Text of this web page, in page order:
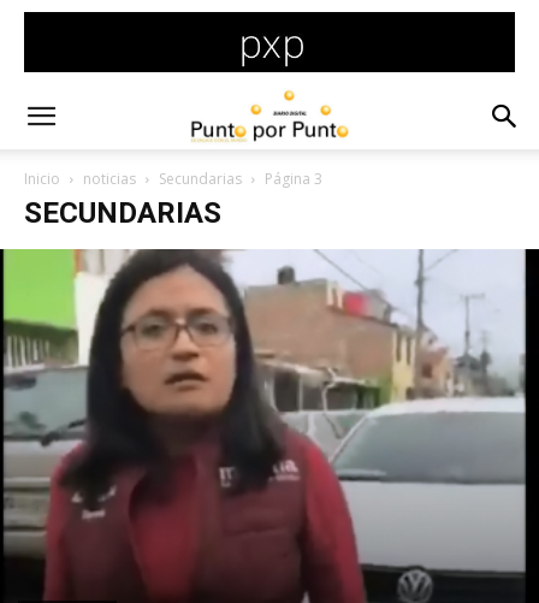
Inicio noticias Secundarias Página 3
SECUNDARIAS